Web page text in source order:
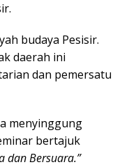
budaya Pesisir.
daerah ini
dan pemersatu
menyinggung
bertajuk
dan Bersuara.”